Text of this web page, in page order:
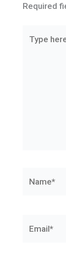
Required
here..